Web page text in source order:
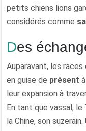
petits chiens lions
considérés comme
Des
Auparavant, les
en guise de présent
leur expansion à
En tant que vassal,
la Chine, son suzerain.